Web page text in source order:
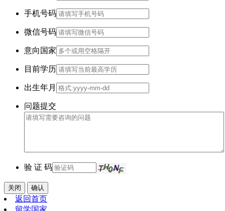
手机号码
微信号码
意向国家
目前学历
出生年月
问题提交
验 证 码
关闭 确认
返回首页
留学国家